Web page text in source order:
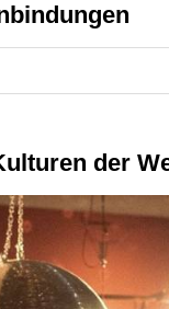
der